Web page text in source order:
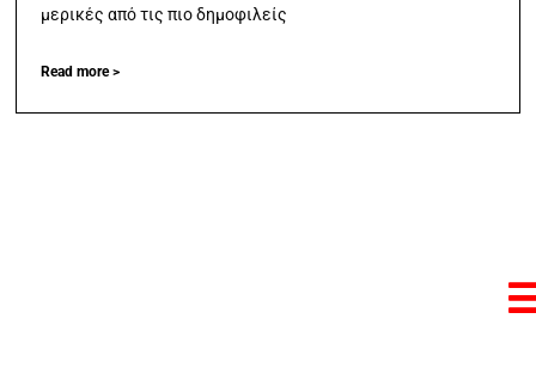
μερικές από τις πιο δημοφιλείς
Read more >